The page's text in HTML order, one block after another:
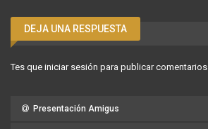
DEJA UNA RESPUESTA
Tes que iniciar sesión para publicar comentarios.
Presentación Amigus